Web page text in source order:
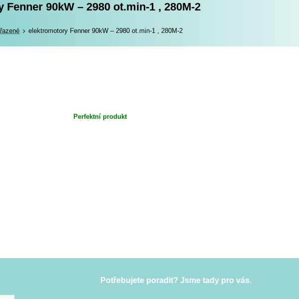
90kW – 2980 ot.min-1 , 280M-2
elektromotory Fenner 90kW – 2980 ot.min-1 , 280M-2
Perfektní produkt
Potřebujete poradit? Jsme tady pro vás.